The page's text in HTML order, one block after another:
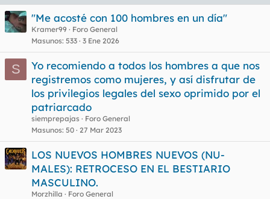
"Me acosté con 100 hombres en un día"
Kramer99
Foro General
Masunos 533 3 Ene 2026
S
Yo recomiendo a todos los hombres a que nos
registremos como mujeres, y así disfrutar de
los privilegios legales del sexo oprimido por el
patriarcado
siemprepajas
Foro General
Masunos 50 27 Mar 2023
LOS NUEVOS HOMBRES NUEVOS (NU-
MALES): RETROCESO EN EL BESTIARIO
MASCULINO.
Morzhilla
Foro General